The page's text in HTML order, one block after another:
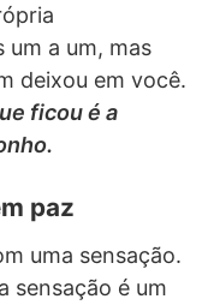
um a um, mas
deixou em você.
ficou é a
paz
uma sensação.
sensação é um